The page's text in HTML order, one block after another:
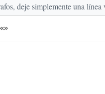
deje simplemente una línea